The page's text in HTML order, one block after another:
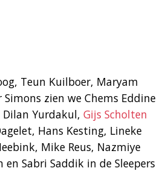
Teun Kuilboer, Maryam
zien we Chems Eddine
Dilan Yurdakul, Gijs Scholten
Hans Kesting, Lineke
Mike Reus, Nazmiye
en Sabri Saddik in de Sleepers